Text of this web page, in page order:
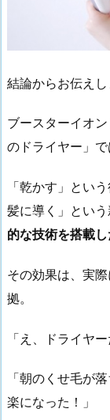
結論からお伝えし
ブースターイオ
のドライヤー」で
「乾かす」とい
髪に導く」とい
的な技術を搭載
その効果は、実
拠。
「え、ドライヤ
「朝のくせ毛が
楽になった！」